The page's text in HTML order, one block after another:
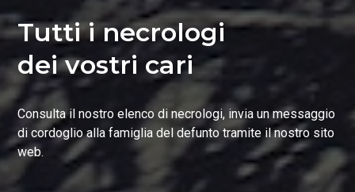
Tutti i necrologi
dei vostri cari
Consulta il nostro elenco di necrologi, invia un messaggio
di cordoglio alla famiglia del defunto tramite il nostro sito
web.